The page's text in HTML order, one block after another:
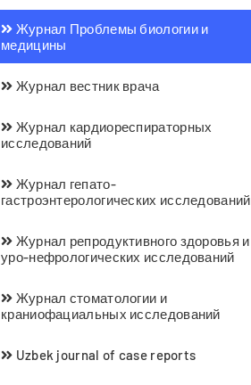
Журнал Проблемы биологии и
медицины
Журнал вестник врача
Журнал кардиореспираторных
исследований
Журнал гепато-
гастроэнтерологических исследований
Журнал репродуктивного здоровья и
уро-нефрологических исследований
Журнал стоматологии и
краниофациальных исследований
Uzbek journal of case reports